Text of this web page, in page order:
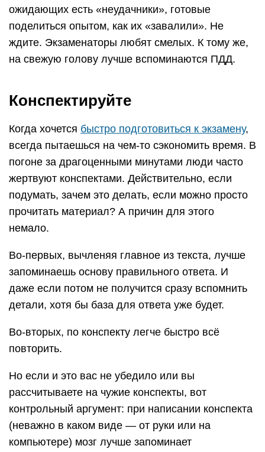
ожидающих есть «неудачники», готовые
поделиться опытом, как их «завалили». Не
ждите. Экзаменаторы любят смелых. К тому же,
на свежую голову лучше вспоминаются ПДД.
Конспектируйте
Когда хочется быстро подготовиться к экзамену,
всегда пытаешься на чем-то сэкономить время. В
погоне за драгоценными минутами люди часто
жертвуют конспектами. Действительно, если
подумать, зачем это делать, если можно просто
прочитать материал? А причин для этого
немало.
Во-первых, вычленяя главное из текста, лучше
запоминаешь основу правильного ответа. И
даже если потом не получится сразу вспомнить
детали, хотя бы база для ответа уже будет.
Во-вторых, по конспекту легче быстро всё
повторить.
Но если и это вас не убедило или вы
рассчитываете на чужие конспекты, вот
контрольный аргумент: при написании конспекта
(неважно в каком виде — от руки или на
компьютере) мозг лучше запоминает